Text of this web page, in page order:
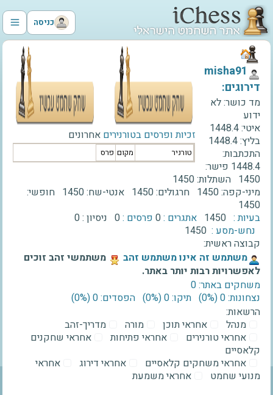
כניסה
זכיות ופרסים בטורנירים אחרונים
טורניר מקום פרס
‫misha91‬
דירוגים:
מד כושר:לא
ידוע
איטי:1448.4
בליץ:1448.4
התכתבות:
1448.4 פישר:
1450 השתלות:1450
מיני-קפה:1450 חרגולים:1450 אנטי-שח:1450 חופשי:
1450
בעיות : 1450 אתגרים :0 פרסים :0 ניסיון :0
נחש-מסע : 1450
קבוצה ראשית:
‫משתמש זה אינו משתמש זהב‬
משתמשי זהב זוכים
לאפשרויות רבות יותר באתר.
משחקים באתר: 0
נצחונות: 0 ‫(0%)‬
תיקו: 0 ‫(0%)‬
הפסדים: 0 ‫(0%)‬
הרשאות:
מנהל
אחראי תוכן מורה
מדריך-זהב
אחראי טורנירים
אחראי פתיחות
אחראי שחקנים
קלאסיים
אחראי משחקים קלאסיים
אחראי דירוג
אחראי
מנועי שחמט
אחראי משמעת